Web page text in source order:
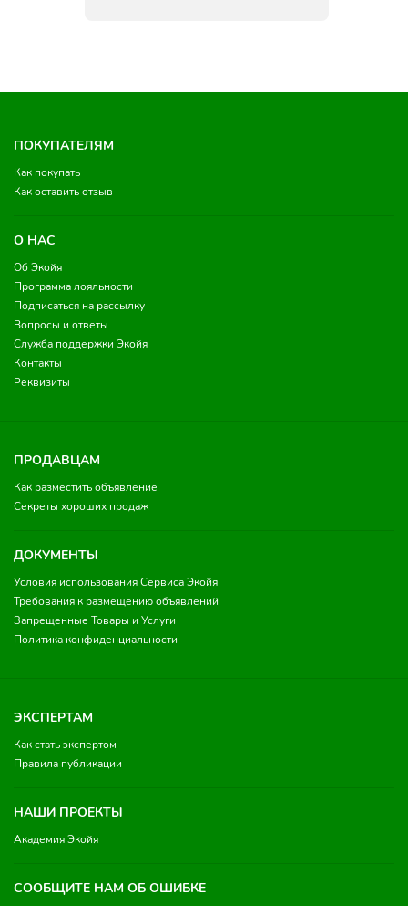
ПОКУПАТЕЛЯМ
Как покупать
Как оставить отзыв
О НАС
Об Экойя
Программа лояльности
Подписаться на рассылку
Вопросы и ответы
Служба поддержки Экойя
Контакты
Реквизиты
ПРОДАВЦАМ
Как разместить объявление
Секреты хороших продаж
ДОКУМЕНТЫ
Условия использования Сервиса Экойя
Требования к размещению объявлений
Запрещенные Товары и Услуги
Политика конфиденциальности
ЭКСПЕРТАМ
Как стать экспертом
Правила публикации
НАШИ ПРОЕКТЫ
Академия Экойя
СООБЩИТЕ НАМ ОБ ОШИБКЕ